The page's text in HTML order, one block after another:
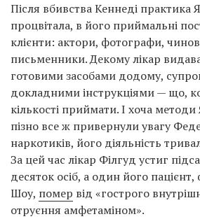
Після вбивства Кеннеді практика
процвітала, в його приймальні
клієнти: актори, фотографи,
письменники. Декому лікар
готовими засобами додому,
докладними інструкціями — що,
кількості приймати. І хоча
пізно все ж привернули увагу
наркотиків, його діяльність
За цей час лікар Філгуд устиг
десяток осіб, а один його
Шоу, помер від «гострого
отруєння амфетаміном».